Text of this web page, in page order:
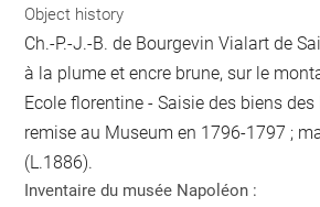
Object history
Ch.-P.-J.-B. de Bourgevin Vialart de
à la plume et encre brune, sur le
Ecole florentine - Saisie des biens des
remise au Museum en 1796-1797 ;
(L.1886).
Inventaire du musée Napoléon :